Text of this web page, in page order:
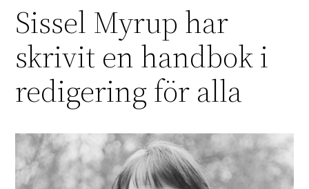
Sissel Myrup har
skrivit en handbok i
redigering för alla